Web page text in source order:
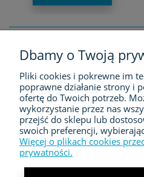
MOJE
Dbamy o Twoją
Pliki cookies i pokrewne im
poprawne działanie strony i
ofertę do Twoich potrzeb.
wykorzystanie przez nas
przejść do sklepu lub
swoich preferencji,
Więcej o plikach cookies
prywatności.